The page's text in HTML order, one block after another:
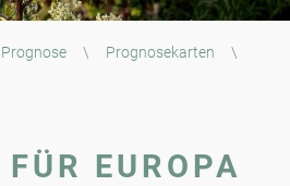
Prognose \ Prognosekarten
\
EUROPA